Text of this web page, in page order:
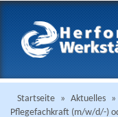
Startseite » Aktuelles »
Pflegefachkraft (m/w/d/-)